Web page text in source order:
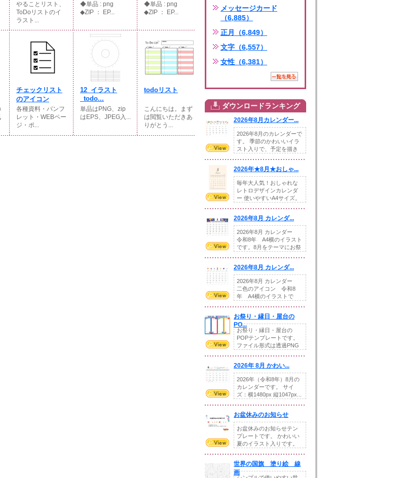
やることリスト、
ToDoリストのイ
ラスト...
◆単品 : png
◆ZIP ： EP...
◆単品 : png
◆ZIP ： EP...
チェックリスト
のアイコン
各種資料・パンフ
レット・WEBペー
ジ・ポ...
12_イラスト
_todo...
単品はPNG、zip
はEPS、JPEG入...
todoリスト
こんにちは。まず
は閲覧いただきあ
りがとう...
メッセージカード
（6,885）
正月（6,849）
文字（6,557）
女性（6,381）
ダウンロードランキング
2026年8月カレンダー...
2026年8月のカレンダーで
す。 季節のかわいいイラ
スト入りで、予定を描き
2026年★8月★おしゃ...
毎年大人気！おしゃれな
レトロデザインカレンダ
ー 使いやすいA4サイズ。
2026年8月 カレンダ...
2026年8月 カレンダー
令和8年 A4横のイラスト
です。8月をテーマにお祭
2026年8月 カレンダ...
2026年8月 カレンダー
二色のアイコン 令和8
年 A4横のイラストで
お祭り・縁日・屋台の
PO...
お祭り・縁日・屋台の
POPテンプレートです。
ファイル形式は透過PNG
2026年 8月 かわい...
2026年（令和8年）8月の
カレンダーです。 サイ
ズ：横1480px 縦1047px...
お盆休みのお知らせ
お盆休みのお知らせテン
プレートです。 かわいい
夏のイラスト入りです。
世界の国旗 塗り絵 線
画